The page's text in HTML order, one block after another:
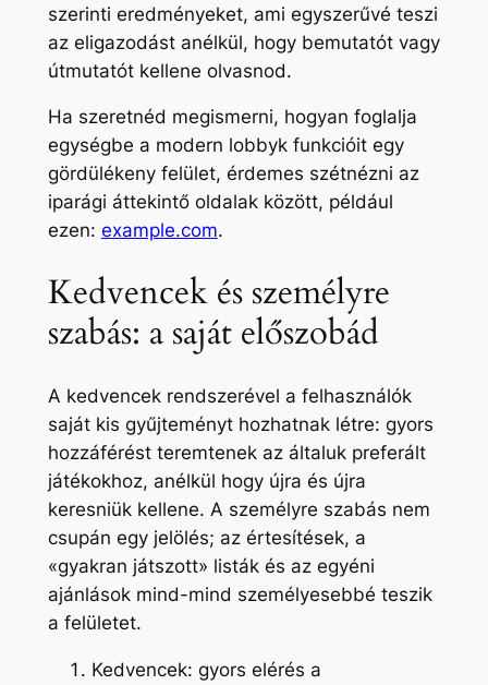
szerinti eredményeket, ami egyszerűvé teszi
az eligazodást anélkül, hogy bemutatót vagy
útmutatót kellene olvasnod.
Ha szeretnéd megismerni, hogyan foglalja
egységbe a modern lobbyk funkcióit egy
gördülékeny felület, érdemes szétnézni az
iparági áttekintő oldalak között, például
ezen: example.com.
Kedvencek és személyre
szabás: a saját előszobád
A kedvencek rendszerével a felhasználók
saját kis gyűjteményt hozhatnak létre: gyors
hozzáférést teremtenek az általuk preferált
játékokhoz, anélkül hogy újra és újra
keresniük kellene. A személyre szabás nem
csupán egy jelölés; az értesítések, a
«gyakran játszott» listák és az egyéni
ajánlások mind-mind személyesebbé teszik
a felületet.
Kedvencek: gyors elérés a